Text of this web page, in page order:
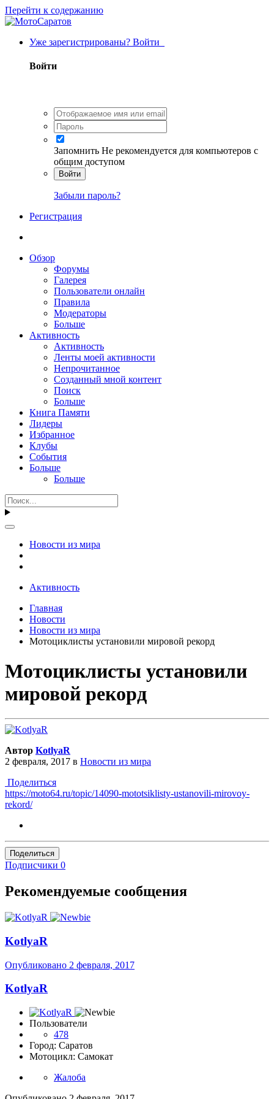
Перейти к содержанию
Уже зарегистрированы? Войти
Войти
Запомнить Не рекомендуется для компьютеров с
общим доступом
Войти
Забыли пароль?
Регистрация
Обзор
Форумы
Галерея
Пользователи онлайн
Правила
Модераторы
Больше
Активность
Активность
Ленты моей активности
Непрочитанное
Созданный мной контент
Поиск
Больше
Книга Памяти
Лидеры
Избранное
Клубы
События
Больше
Больше
Новости из мира
Активность
Главная
Новости
Новости из мира
Мотоциклисты установили мировой рекорд
Мотоциклисты установили
мировой рекорд
Автор KotlyaR
2 февраля, 2017 в Новости из мира
Поделиться
https://moto64.ru/topic/14090-mototsiklisty-ustanovili-mirovoy-
rekord/
Поделиться
Подписчики 0
Рекомендуемые сообщения
KotlyaR
Опубликовано 2 февраля, 2017
KotlyaR
Пользователи
478
Город: Саратов
Мотоцикл: Самокат
Жалоба